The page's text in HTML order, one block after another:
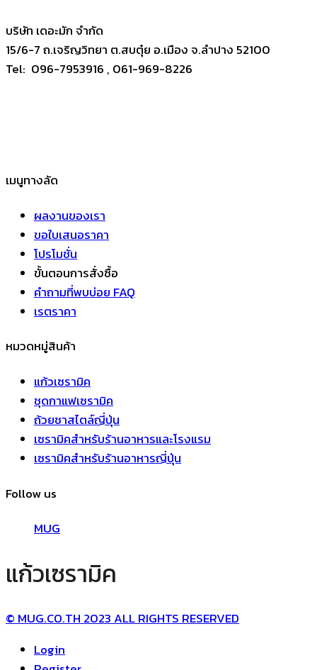
บริษัท เดอะมัก จำกัด
15/6-7 ถ.เจริญวิทยา ต.สบตุ๋ย อ.เมือง จ.ลำปาง 52100
Tel: 096-7953916 , 061-969-8226
เมนูทางลัด
ผลงานของเรา
ขอใบเสนอราคา
โปรโมชั่น
ขั้นตอนการสั่งซื้อ
คำถามที่พบบ่อย FAQ
เรตราคา
หมวดหมู่สินค้า
แก้วเซรามิค
ชุดกาแฟเซรามิค
ถ้วยชาสไตล์ญี่ปุ่น
เซรามิคสำหรับร้านอาหารและโรงแรม
เซรามิคสำหรับร้านอาหารญี่ปุ่น
Follow us
MUG
แก้วเซรามิค
© MUG.CO.TH 2023 ALL RIGHTS RESERVED
Login